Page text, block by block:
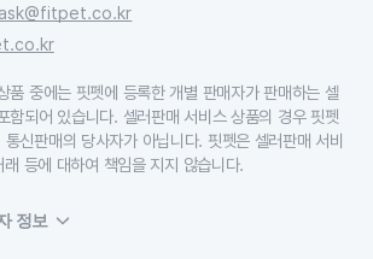
품 중에는 핏펫에 등록한 개별 판매자가 판매하는 셀
함되어 있습니다. 셀러판매 서비스 상품의 경우 핏펫
신판매의 당사자가 아닙니다. 핏펫은 셀러판매 서비
등에 대하여 책임을 지지 않습니다.
정보